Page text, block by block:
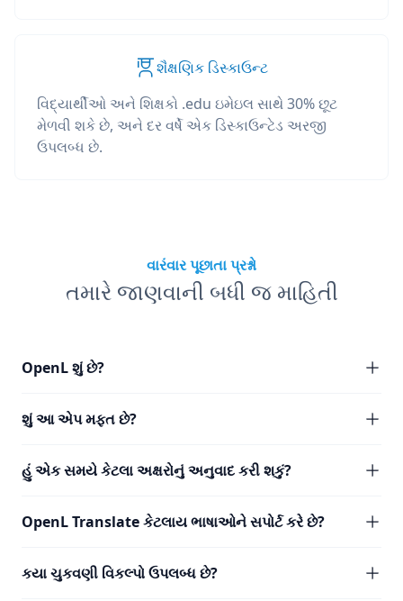
શૈક્ષણિક ડિસ્કાઉન્ટ
વિદ્યાર્થીઓ અને શિક્ષકો .edu ઇમેઇલ સાથે 30% છૂટ
મેળવી શકે છે, અને દર વર્ષે એક ડિસ્કાઉન્ટેડ અરજી
ઉપલબ્ધ છે.
વારંવાર પૂછાતા પ્રશ્નો
તમારે જાણવાની બધી જ માહિતી
OpenL શું છે?
શું આ એપ મફત છે?
હું એક સમયે કેટલા અક્ષરોનું અનુવાદ કરી શકું?
OpenL Translate કેટલાય ભાષાઓને સપોર્ટ કરે છે?
કયા ચુકવણી વિકલ્પો ઉપલબ્ધ છે?